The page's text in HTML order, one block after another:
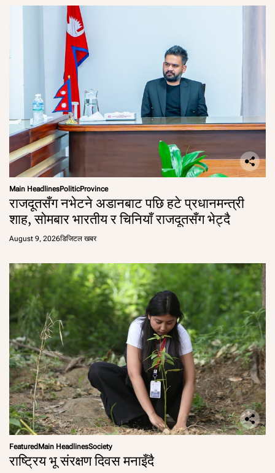
Main HeadlinesPoliticProvince
राजदूतसँग नभेटने अडानबाट पछि हटे प्रधानमन्त्री
शाह, सोमबार भारतीय र चिनियाँ राजदूतसँग भेट्दै
August 9, 2026डिजिटल खबर
Featured Main HeadlinesSociety
राष्ट्रिय भू संरक्षण दिवस मनाइँदै